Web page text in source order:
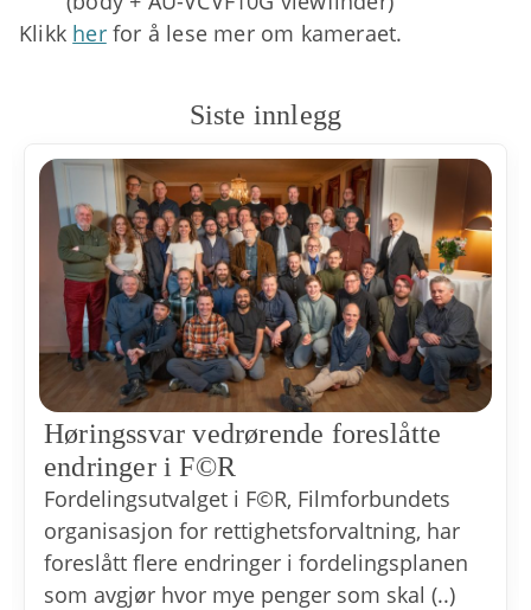
Klikk herfor å lese mer om kameraet.
Siste innlegg
Høringssvar vedrørende foreslåtte
endringer i F©R
Fordelingsutvalget i F©R, Filmforbundets
organisasjon for rettighetsforvaltning, har
foreslått flere endringer i fordelingsplanen
som avgjør hvor mye penger som skal (..)